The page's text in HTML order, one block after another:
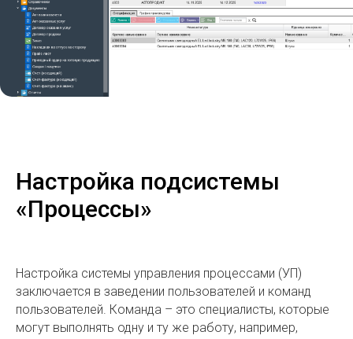
Настройка подсистемы
«Процессы»
Настройка системы управления процессами (УП)
заключается в заведении пользователей и команд
пользователей. Команда – это специалисты, которые
могут выполнять одну и ту же работу, например,